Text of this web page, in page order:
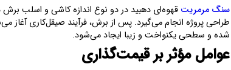
سنگ مرمریت قهوه‌ای دهبید در دو نوع اندازه کاشی و اسلب
طراحی پروژه انجام می‌گیرد. پس از برش، فرآیند صیقل‌کاری
شده و سطحی یکنواخت و زیبا ایجاد می‌شود.
عوامل مؤثر بر قیمت‌گذاری